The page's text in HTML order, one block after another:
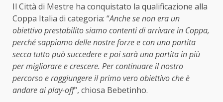
Il Città di Mestre ha conquistato la qualificazione alla
Coppa Italia di categoria: “Anche se non era un
obiettivo prestabilito siamo contenti di arrivare in Coppa,
perché sappiamo delle nostre forze e con una partita
secca tutto può succedere e poi sarà una partita in più
per migliorare e crescere. Per continuare il nostro
percorso e raggiungere il primo vero obiettivo che è
andare ai play-off“, chiosa Bebetinho.